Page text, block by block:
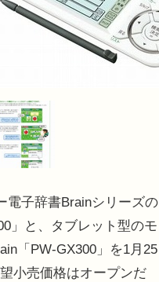
子辞書Brainシリーズの
」と、タブレット型のモ
「PW-GX300」を1月25
小売価格はオープンだ